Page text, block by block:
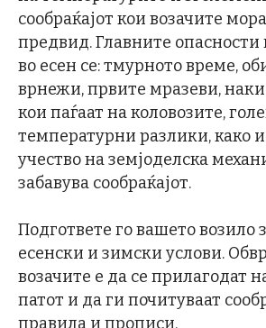
сообраќајот кои возачите
предвид. Главните опасности
во есен се: тмурното време,
врнежи, првите мразеви,
кои паѓаат на коловозите,
температурни разлики, како
учество на земјоделска
забавува сообраќајот.
Подгответе го вашето возило
есенски и зимски услови.
возачите е да се прилагодат
патот и да ги почитуваат
правила и прописи.